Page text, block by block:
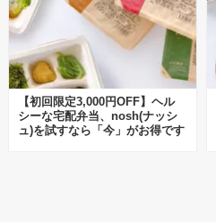
【初回限定3,000円OFF】ヘル
シーな宅配弁当、nosh(ナッシ
ュ)を試すなら「今」がお得です